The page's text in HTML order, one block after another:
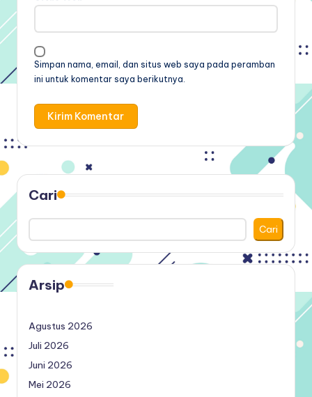
Simpan nama, email, dan situs web saya pada peramban
ini untuk komentar saya berikutnya.
Cari
Cari
Arsip
Agustus 2026
Juli 2026
Juni 2026
Mei 2026